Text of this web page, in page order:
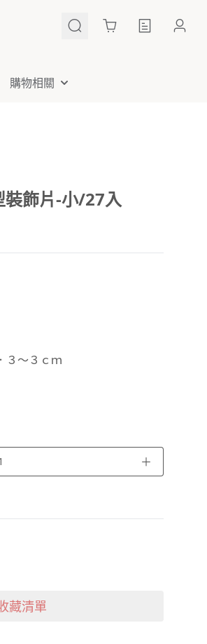
Cart
購物相關
裝飾片-小/27入
３～３ｃｍ
＋
藏清單